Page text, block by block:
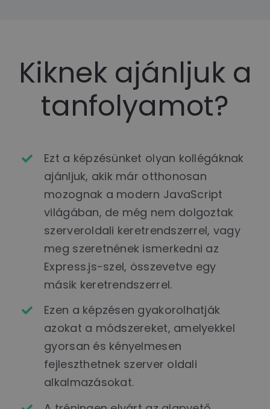
Kiknek ajánljuk a
tanfolyamot?
Ezt a képzésünket olyan kollégáknak
ajánljuk, akik már otthonosan
mozognak a modern JavaScript
világában, de még nem dolgoztak
szerveroldali keretrendszerrel, vagy
meg szeretnének ismerkedni az
Express.js-szel, összevetve egy
másik keretrendszerrel.
Ezen a képzésen gyakorolhatják
azokat a módszereket, amelyekkel
gyorsan és kényelmesen
fejleszthetnek szerver oldali
alkalmazásokat.